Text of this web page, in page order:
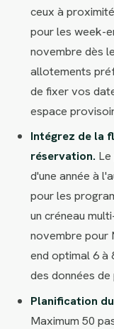
ceux à
pour les week-
novembre dès
allotements
de fixer vos
espace
Intégrez de la
réservation.
d'une année à
pour les
un créneau
novembre pour
end optimal 6 à
des données de
Planification
Maximum 50